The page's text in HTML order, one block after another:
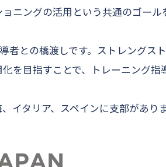
ニングの活用という共通のゴール
者との橋渡しです。ストレングス
を目指すことで、トレーニング指
イタリア、スペインに支部がありま